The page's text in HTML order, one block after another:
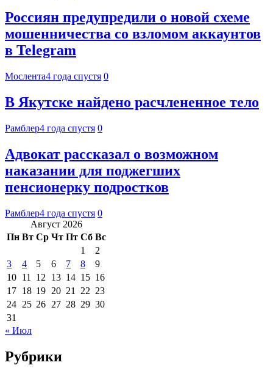
Россиян предупредили о новой схеме
мошенничества со взломом аккаунтов
в Telegram
Мослента4 года спустя 0
В Якутске найдено расчлененное тело
Рамблер4 года спустя 0
Адвокат рассказал о возможном
наказании для поджегших
пенсионерку подростков
Рамблер4 года спустя 0
Август 2026
Пн Вт Ср Чт Пт Сб Вс
1
2
3
4 5 6 7 8
9
10 11 12 13 14 15 16
17 18 19 20 21 22 23
24 25 26 27 28 29 30
31
« Июл
Рубрики